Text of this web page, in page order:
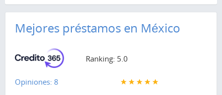
Mejores préstamos en México
Ranking: 5.0
Opiniones: 8